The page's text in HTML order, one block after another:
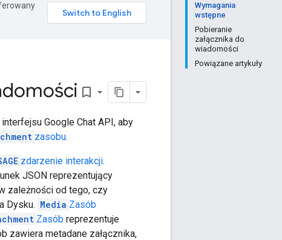
Wymagania
wstępne
Pobieranie
załącznika do
wiadomości
Powiązane artykuły
bookmark_border
interfejsu Google Chat API, aby
zasobu.
zdarzenie interakcji.
JSON reprezentujący
zależności od tego, czy
Dysku. Media Zasób
Zasób reprezentuje
zawiera metadane załącznika,